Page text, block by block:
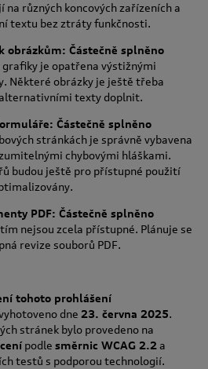
na různých koncových zařízeních a
textu bez ztráty funkčnosti.
Částečně splněno
grafiky je opatřena výstižnými
Některé obrázky je ještě třeba
texty doplnit.
Částečně splněno
stránkách je správně vybavena
chybovými hláškami.
budou ještě pro přístupné použití
PDF: Částečně splněno
nejsou zcela přístupné. Plánuje se
revize souborů PDF.
tohoto prohlášení
dne 23. června 2025.
stránek bylo provedeno na
podle směrnic WCAG 2.2a
testů s podporou technologií.